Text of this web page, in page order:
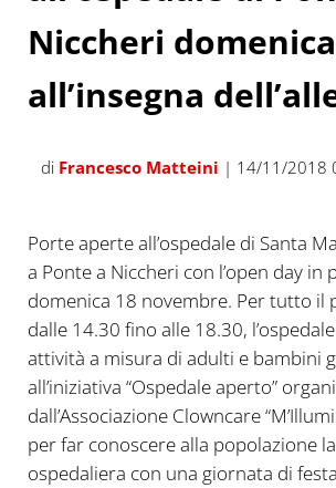
Niccheri domenica
all’insegna
di Francesco Matteini | 14/11/2018
Porte aperte all’ospedale di Santa
a Ponte a Niccheri con l’open day in
domenica 18 novembre. Per tutto il
dalle 14.30 fino alle 18.30,
attività a misura di adulti e bambini
all’iniziativa “Ospedale aperto”
dall’Associazione Clowncare
per far conoscere alla popolazione
ospedaliera con una giornata di